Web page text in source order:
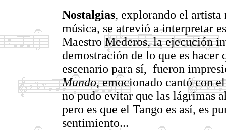
Nostalgias, explorando el artista
música, se atrevió a interpretar
Maestro Mederos, la ejecución
demostración de lo que es hacer
escenario para sí, fueron
Mundo, emocionado cantó con
no pudo evitar que las lágrimas
pero es que el Tango es así, es
sentimiento...